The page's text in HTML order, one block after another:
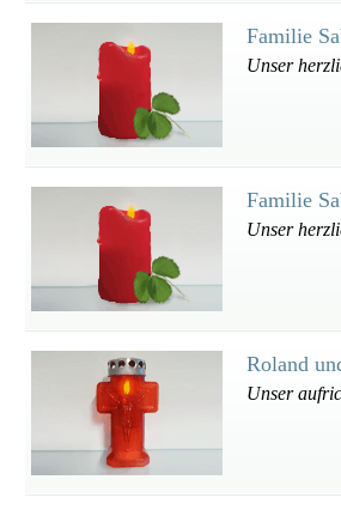
Familie
Unser
Familie
Unser
Roland
Unser